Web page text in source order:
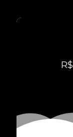
R$